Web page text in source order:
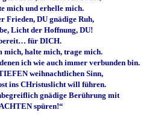
mich und erhelle mich.
Frieden,DU gnädige Ruh,
Licht der Hoffnung, DU!
für DICH.
mich, halte mich, trage mich.
ich wie auch immer verbunden bin.
weihnachtlichen Sinn,
ins CHristuslicht will führen.
gnädige Berührung mit
spüren!“